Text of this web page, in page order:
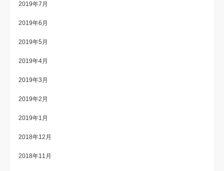
2019年7月
2019年6月
2019年5月
2019年4月
2019年3月
2019年2月
2019年1月
2018年12月
2018年11月